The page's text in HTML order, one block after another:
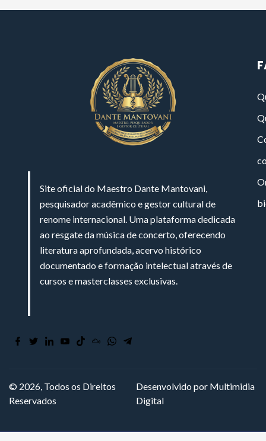
Site oficial do Maestro Dante Mantovani,
pesquisador acadêmico e gestor cultural de
renome internacional. Uma plataforma dedicada
ao resgate da música de concerto, oferecendo
literatura aprofundada, acervo histórico
documentado e formação intelectual através de
cursos e masterclasses exclusivas.
© 2026, Todos os Direitos
Reservados
Desenvolvido por Multimidia
Digital